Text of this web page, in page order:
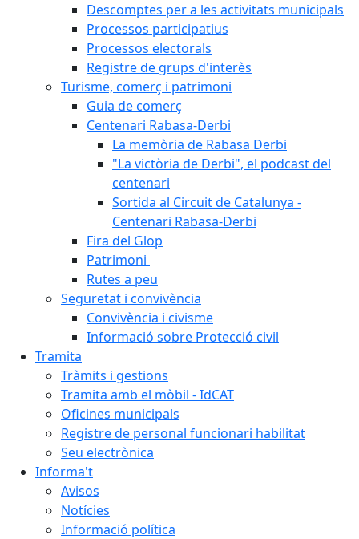
Descomptes per a les activitats municipals
Processos participatius
Processos electorals
Registre de grups d'interès
Turisme, comerç i patrimoni
Guia de comerç
Centenari Rabasa-Derbi
La memòria de Rabasa Derbi
"La victòria de Derbi", el podcast del
centenari
Sortida al Circuit de Catalunya -
Centenari Rabasa-Derbi
Fira del Glop
Patrimoni
Rutes a peu
Seguretat i convivència
Convivència i civisme
Informació sobre Protecció civil
Tramita
Tràmits i gestions
Tramita amb el mòbil - IdCAT
Oficines municipals
Registre de personal funcionari habilitat
Seu electrònica
Informa't
Avisos
Notícies
Informació política